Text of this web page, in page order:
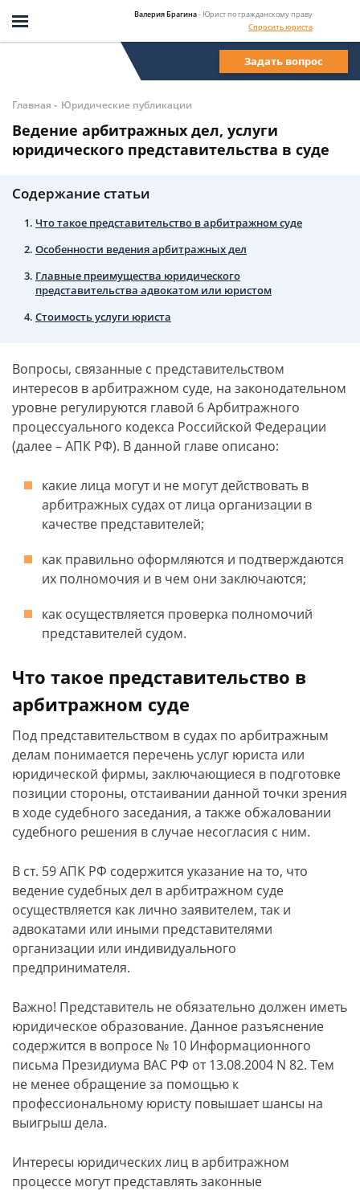
Валерия Брагина- Юрист по гражданскому праву
Спросить юриста
Задать вопрос
Главная - Юридические публикации
Ведение арбитражных дел, услуги
юридического представительства в суде
Содержание статьи
Что такое представительство в арбитражном суде
Особенности ведения арбитражных дел
Главные преимущества юридического
представительства адвокатом или юристом
Стоимость услуги юриста
Вопросы, связанные с представительством
интересов в арбитражном суде, на законодательном
уровне регулируются главой 6 Арбитражного
процессуального кодекса Российской Федерации
(далее – АПК РФ). В данной главе описано:
какие лица могут и не могут действовать в
арбитражных судах от лица организации в
качестве представителей;
как правильно оформляются и подтверждаются
их полномочия и в чем они заключаются;
как осуществляется проверка полномочий
представителей судом.
Что такое представительство в
арбитражном суде
Под представительством в судах по арбитражным
делам понимается перечень услуг юриста или
юридической фирмы, заключающиеся в подготовке
позиции стороны, отстаивании данной точки зрения
в ходе судебного заседания, а также обжаловании
судебного решения в случае несогласия с ним.
В ст. 59 АПК РФ содержится указание на то, что
ведение судебных дел в арбитражном суде
осуществляется как лично заявителем, так и
адвокатами или иными представителями
организации или индивидуального
предпринимателя.
Важно! Представитель не обязательно должен иметь
юридическое образование. Данное разъяснение
содержится в вопросе № 10 Информационного
письма Президиума ВАС РФ от 13.08.2004 N 82. Тем
не менее обращение за помощью к
профессиональному юристу повышает шансы на
выигрыш дела.
Интересы юридических лиц в арбитражном
процессе могут представлять законные